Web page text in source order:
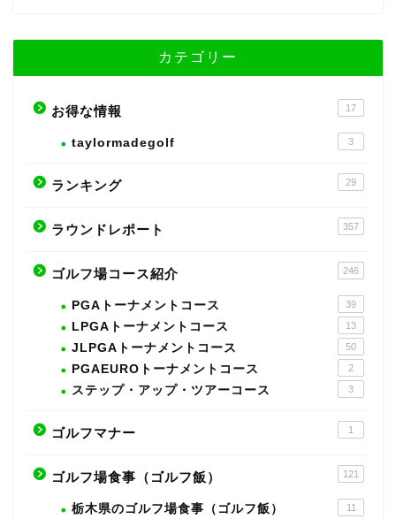
カテゴリー
お得な情報 17
taylormadegolf 3
ランキング 29
ラウンドレポート 357
ゴルフ場コース紹介 246
PGAトーナメントコース 39
LPGAトーナメントコース 13
JLPGAトーナメントコース 50
PGAEUROトーナメントコース 2
ステップ・アップ・ツアーコース 3
ゴルフマナー 1
ゴルフ場食事（ゴルフ飯） 121
栃木県のゴルフ場食事（ゴルフ飯） 11